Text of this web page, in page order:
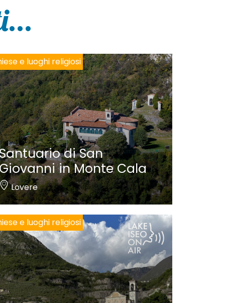
e luoghi religiosi
di San
in Monte Cala
Lovere
e luoghi religiosi